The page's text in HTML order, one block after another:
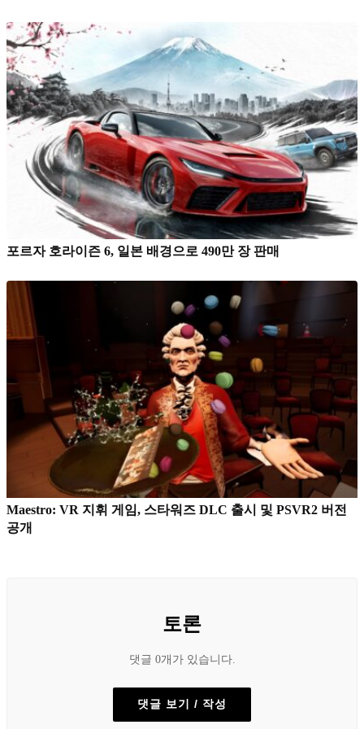
포르자 호라이즌 6, 일본 배경으로 490만 장 판매
Maestro: VR 지휘 게임, 스타워즈 DLC 출시 및 PSVR2 버전
공개
토론
댓글 0개가 있습니다.
댓글 보기 / 작성